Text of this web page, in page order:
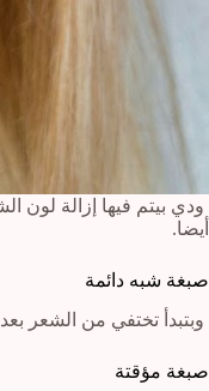
أيضا.
صبغة شبه دائمة
وبتبدأ تختفي من الشعر بعد 24 غسلة للشعر أو استخدام الشامبو المدة دي، وهي بتعمل غلاف على الشعر أو coating، ولا تحتوي على أمونيا.
صبغة مؤقتة